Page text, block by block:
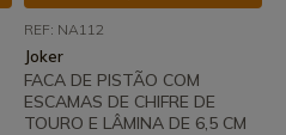
REF: NA112
Joker
FACA DE PISTÃO COM
ESCAMAS DE CHIFRE DE
TOURO E LÂMINA DE 6,5 CM